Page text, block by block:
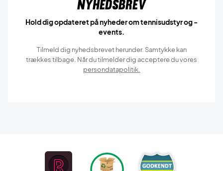
Nyhedsbrev
Hold dig opdateret på nyheder om tennisudstyr og -
events.
Tilmeld dig nyhedsbrevet herunder. Samtykke kan
trækkes tilbage. Når du tilmelder dig acceptere du vores
persondatapolitik.